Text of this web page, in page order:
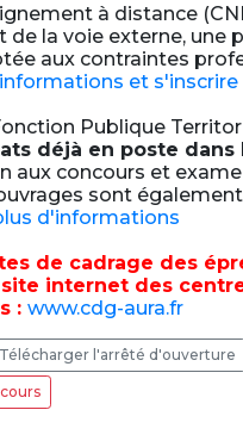
à distance
la voie externe, une
aux contraintes
et
Publique
déjà en poste dans
aux concours et
sont
d'informations
de cadrage des
site internet des
: www.cdg-aura.fr
Télécharger l'arrêté d'ouverture